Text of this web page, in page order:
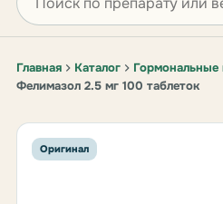
Главная Каталог
Гормональные
Фелимазол 2.5 мг 100 таблеток
Оригинал